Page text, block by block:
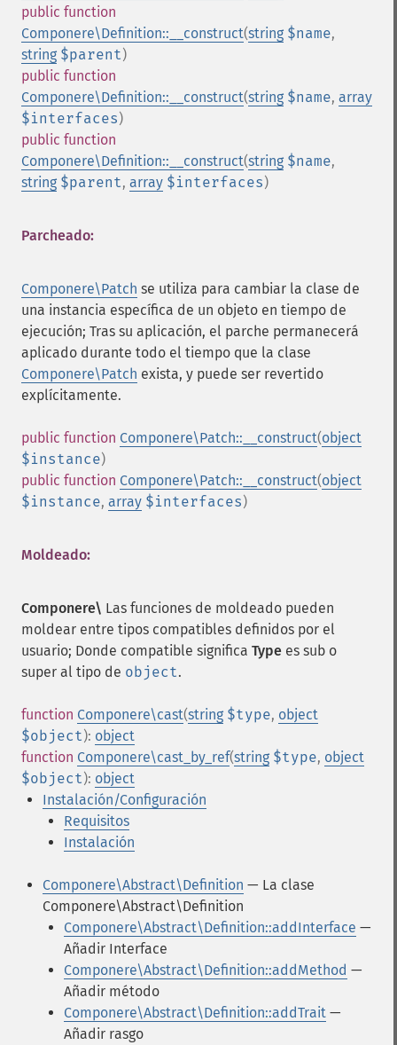
public function
Componere\Definition::__construct(string $name,
string $parent)
public function
Componere\Definition::__construct(string $name, array
$interfaces)
public function
Componere\Definition::__construct(string $name,
string $parent, array $interfaces)
Parcheado:
Componere\Patch se utiliza para cambiar la clase de
una instancia específica de un objeto en tiempo de
ejecución; Tras su aplicación, el parche permanecerá
aplicado durante todo el tiempo que la clase
Componere\Patch exista, y puede ser revertido
explícitamente.
public function Componere\Patch::__construct(object
$instance)
public function Componere\Patch::__construct(object
$instance, array $interfaces)
Moldeado:
Componere\ Las funciones de moldeado pueden
moldear entre tipos compatibles definidos por el
usuario; Donde compatible significa Type es sub o
super al tipo de object.
function Componere\cast(string $type, object
$object): object
function Componere\cast_by_ref(string $type, object
$object): object
Instalación/Configuración
Requisitos
Instalación
Componere\Abstract\Definition — La clase
Componere\Abstract\Definition
Componere\Abstract\Definition::addInterface —
Añadir Interface
Componere\Abstract\Definition::addMethod —
Añadir método
Componere\Abstract\Definition::addTrait —
Añadir rasgo